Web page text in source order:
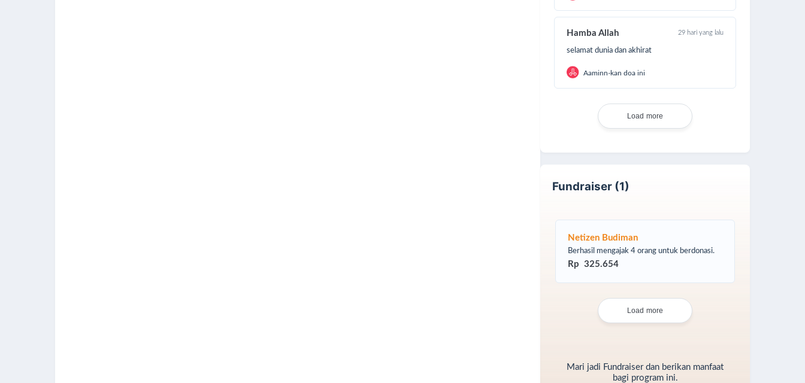
Hamba Allah 29 hari yang lalu
selamat dunia dan akhirat
Aaminn-kan doa ini
Load more
Fundraiser (1)
Netizen Budiman
Berhasil mengajak 4 orang untuk berdonasi.
Rp 325.654
Load more
Mari jadi Fundraiser dan berikan manfaat
bagi program ini.